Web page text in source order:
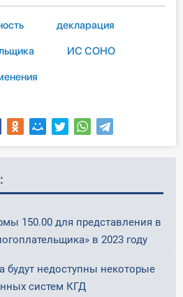
декларация
ИС СОНО
150.00 для представления в
в 2023 году
будут недоступны некоторые
систем КГД